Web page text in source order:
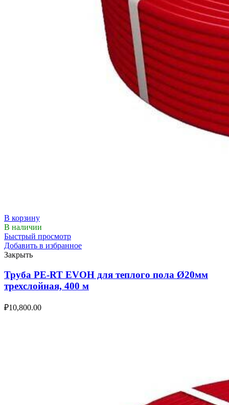
В корзину
В наличии
Быстрый просмотр
Добавить в избранное
Закрыть
Труба PE-RT EVOH для теплого пола Ø20мм
трехслойная, 400 м
₽10,800.00